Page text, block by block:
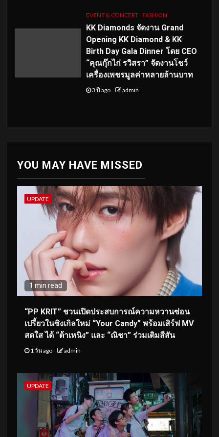
EVENT & CONCERT FASHION
KK Diamonds จัดงาน Grand
Opening KK Diamond & KK
Birth Day Gala Dinner โดย CEO
“คุณกุ๊กไก่ รวิสรา” จัดงานโชว์
เครื่องเพชรมูลค่าหลายล้านบาท
3 ปี ago admin
YOU MAY HAVE MISSED
UPDATE
1 min read
“PP KRIT” ชวนเปิดประสบการณ์ความหวานซ่อน
เปรี้ยวในซิงเกิลใหม่ “Your Candy” พร้อมเสิร์ฟ MV
สดใส ได้ “ต้าเหนิง” และ “ณิชา” ร่วมเติมสีสัน
1 วัน ago admin
UPDATE